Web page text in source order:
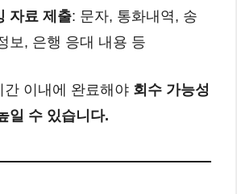
자료 제출: 문자, 통화내역, 송
보, 은행 응대 내용 등
간 이내에 완료해야 회수 가능성
일 수 있습니다.